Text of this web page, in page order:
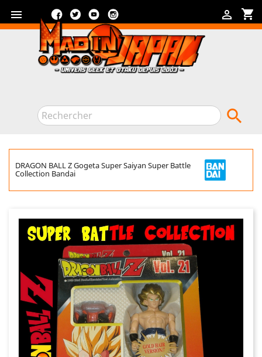
 shopping_cart

FacebookTwitterYouTube

DRAGON BALL Z Gogeta Super Saiyan Super Battle
Collection Bandai